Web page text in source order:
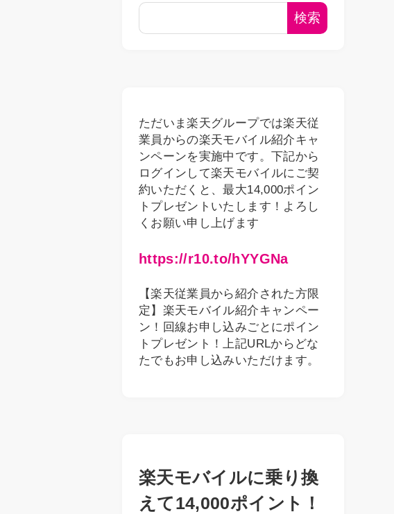
検索
ただいま楽天グループでは楽天従
業員からの楽天モバイル紹介キャ
ンペーンを実施中です。下記から
ログインして楽天モバイルにご契
約いただくと、最大14,000ポイン
トプレゼントいたします！よろし
くお願い申し上げます
https://r10.to/hYYGNa
【楽天従業員から紹介された方限
定】楽天モバイル紹介キャンペー
ン！回線お申し込みごとにポイン
トプレゼント！上記URLからどな
たでもお申し込みいただけます。
楽天モバイルに乗り換
えて14,000ポイント！